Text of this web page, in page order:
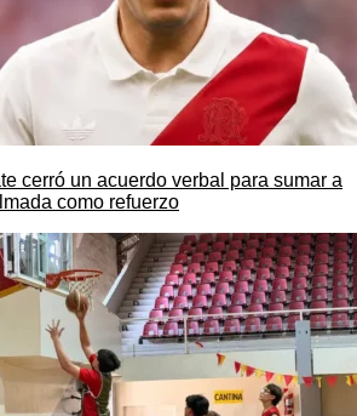
cerró un acuerdo verbal para sumar a
como refuerzo